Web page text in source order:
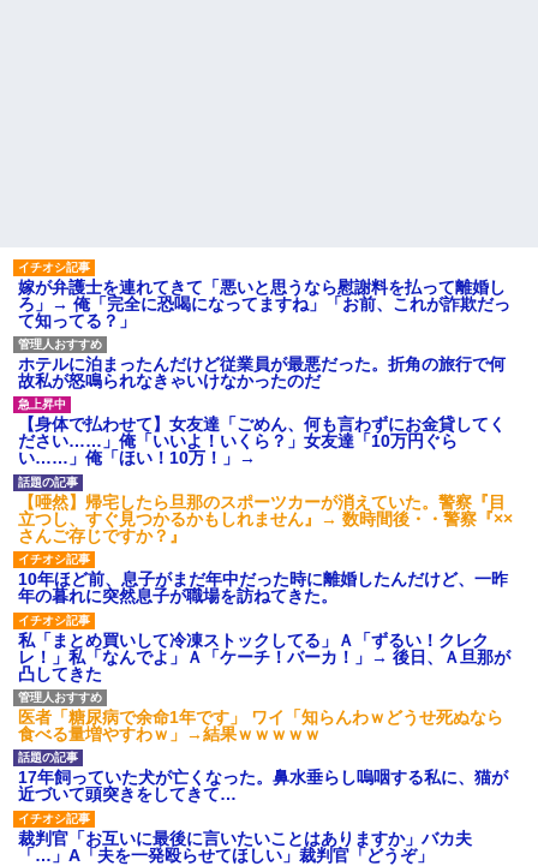
るｗｗｗｗｗｗ「こんな高い
の？ｗｗ」「逆に超安い」
私「ちょっと、人の家の金庫
触らないでよ！」キチママ『そ
こに金庫があったから、開けて
みようとしただけ☆』義兄「泥
は出てけ！二度と来るな！」結
果・・・
私「初めて飲む味だけどなん
のお茶？」彼「ちっ！」私「」
【GIF】JSのカンチョーワロ
タ
後続車にクラクションを鳴ら
され彼氏が逆切れ。「何クラク
ション鳴らしてんだ！降りてこ
いよ！」と怒鳴りだし...
【衝撃】報酬100万円超の治験
募集がこちらｗｗｗｗｗ(※画像
あり)
【ネット騒然】惨殺されたタ
ワマン頂き女子のこの動画、す
げえええええｗｗｗｗｗｗｗｗ
ｗｗｗ
【愕然】白のクラウン俺氏、
高速道路左車線を制限速度で走
った結果wwwwwwwwwwww
百年の恋12-899 食べた量を
張り合ってくる
【悲報】佐藤輝明・・・２軍
でも盛大にやらかす←あまり悲
しませないでくれ
嫁が弁護士を連れてきて「悪いと思うなら慰謝料を払って離婚し
ろ」→ 俺「完全に恐喝になってますね」「お前、これが詐欺だっ
て知ってる？」
ホテルに泊まったんだけど従業員が最悪だった。折角の旅行で何
故私が怒鳴られなきゃいけなかったのだ
【身体で払わせて】女友達「ごめん、何も言わずにお金貸してく
ださい……」俺「いいよ！いくら？」女友達「10万円ぐら
い……」俺「ほい！10万！」→
【唖然】帰宅したら旦那のスポーツカーが消えていた。警察『目
立つし、すぐ見つかるかもしれません』→ 数時間後・・警察『××
さんご存じですか？』
10年ほど前、息子がまだ年中だった時に離婚したんだけど、一昨
年の暮れに突然息子が職場を訪ねてきた。
私「まとめ買いして冷凍ストックしてる」Ａ「ずるい！クレク
レ！」私「なんでよ」Ａ「ケーチ！バーカ！」→ 後日、Ａ旦那が
凸してきた
医者「糖尿病で余命1年です」 ワイ「知らんわｗどうせ死ぬなら
食べる量増やすわｗ」→結果ｗｗｗｗｗ
17年飼っていた犬が亡くなった。鼻水垂らし嗚咽する私に、猫が
近づいて頭突きをしてきて…
裁判官「お互いに最後に言いたいことはありますか」バカ夫
「…」A「夫を一発殴らせてほしい」裁判官「どうぞ」